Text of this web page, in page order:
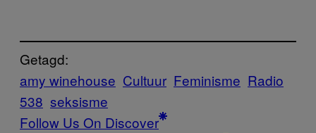
Getagd:
amy winehouse Cultuur Feminisme Radio
538 seksisme
Follow Us On Discover